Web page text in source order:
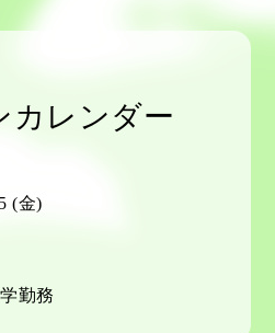
カレンダー
(金)
勤務